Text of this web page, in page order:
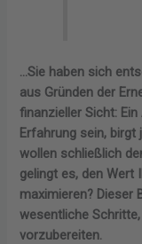
…Sie haben sich
aus Gründen der
finanzieller Sicht:
Erfahrung sein,
wollen schließlich
gelingt es, den Wert
maximieren? Dieser
wesentliche
vorzubereiten.